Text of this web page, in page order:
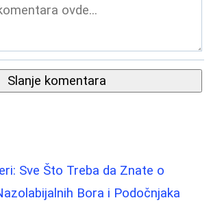
Slanje komentara
Sve Što Treba da Znate o
Bora i Podočnjaka